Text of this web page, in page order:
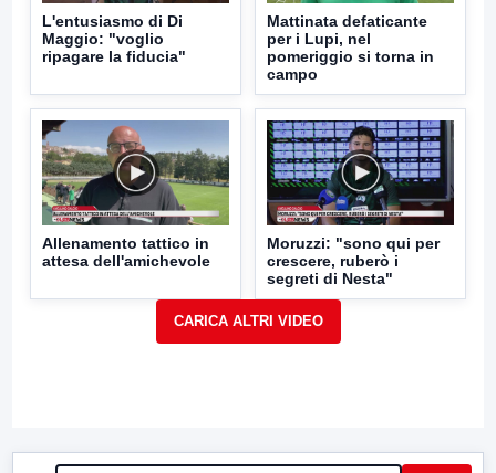
L'entusiasmo di Di
Maggio: "voglio
ripagare la fiducia"
Mattinata defaticante
per i Lupi, nel
pomeriggio si torna in
campo
Allenamento tattico in
attesa dell'amichevole
Moruzzi: "sono qui per
crescere, ruberò i
segreti di Nesta"